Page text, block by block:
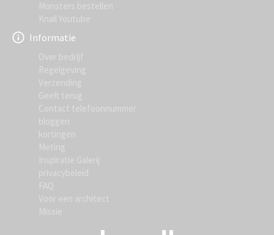
Monsters bestellen
Knall Youtube
Informatie
Over bedrijf
Regelgeving
Verzending
Geeft terug
Contact telefoonnummer
bloggen
kortingen
Meting
Inspiratie Galerij
privacybeleid
FAQ
Voor een architect
Missie